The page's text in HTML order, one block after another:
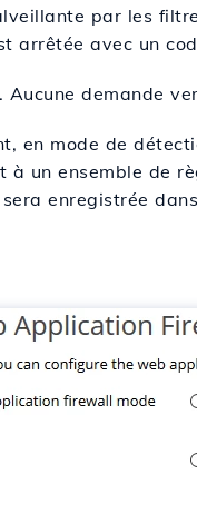
par les
arrêtée avec un
Aucune demande
en mode de
un ensemble de
enregistrée